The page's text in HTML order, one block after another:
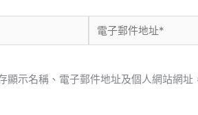
子
件
顯示名稱、電子郵件地址及個人網站網址